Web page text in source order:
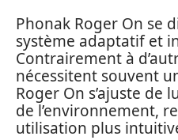
Phonak Roger On se
système adaptatif et
Contrairement à
nécessitent souvent
Roger On s’ajuste de
de l’environnement,
utilisation plus